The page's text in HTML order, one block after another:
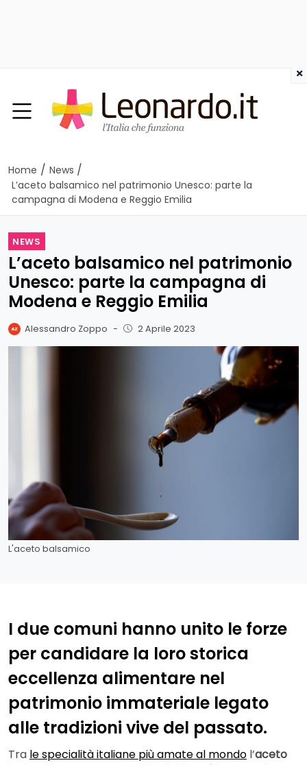
Home / News /
L’aceto balsamico nel patrimonio Unesco: parte la
campagna di Modena e Reggio Emilia
NEWS
L’aceto balsamico nel patrimonio
Unesco: parte la campagna di
Modena e Reggio Emilia
Alessandro Zoppo - 2 Aprile 2023
L'aceto balsamico
I due comuni hanno unito le forze
per candidare la loro storica
eccellenza alimentare nel
patrimonio immateriale legato
alle tradizioni vive del passato.
Tra le specialità italiane più amate al mondo l’aceto
×